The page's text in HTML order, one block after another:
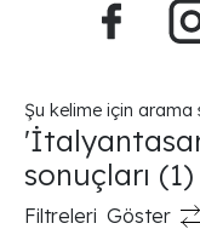
Şu kelime için arama
sonuçları (1)
Filtreleri Göster